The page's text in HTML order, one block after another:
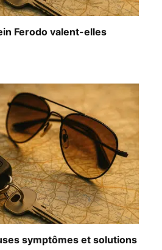
Ferodo valent-elles
symptômes et solutions